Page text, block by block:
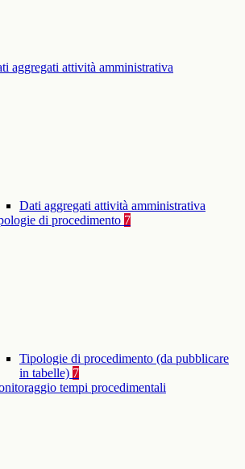
aggregati attività amministrativa
Dati aggregati attività amministrativa
di procedimento 7
Tipologie di procedimento (da pubblicare
in tabelle) 7
tempi procedimentali